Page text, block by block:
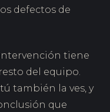
defectos de
tiene
del equipo.
también la ves, y
que